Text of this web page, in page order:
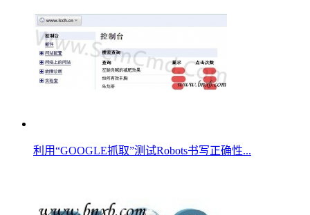
利用“GOOGLE抓取”测试Robots书写正确性...